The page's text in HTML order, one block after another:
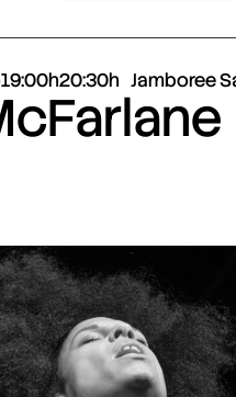
19:00h20:30h Jamboree